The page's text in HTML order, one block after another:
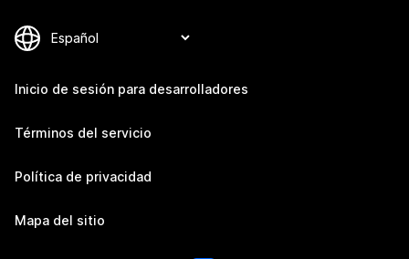
Inicio de sesión para desarrolladores
Términos del servicio
Política de privacidad
Mapa del sitio